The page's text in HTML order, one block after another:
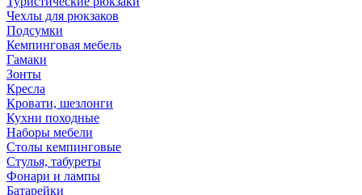
Чехлы для рюкзаков
Подсумки
Кемпинговая мебель
Гамаки
Зонты
Кресла
Кровати, шезлонги
Кухни походные
Наборы мебели
Столы кемпинговые
Стулья, табуреты
Фонари и лампы
Батарейки